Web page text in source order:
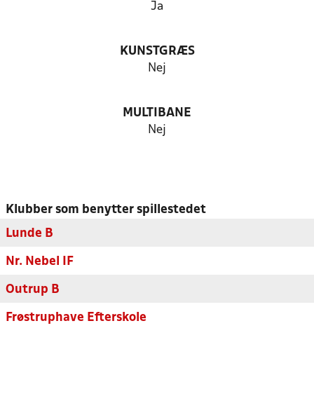
Ja
KUNSTGRÆS
Nej
MULTIBANE
Nej
Klubber som benytter spillestedet
Lunde B
Nr. Nebel IF
Outrup B
Frøstruphave Efterskole